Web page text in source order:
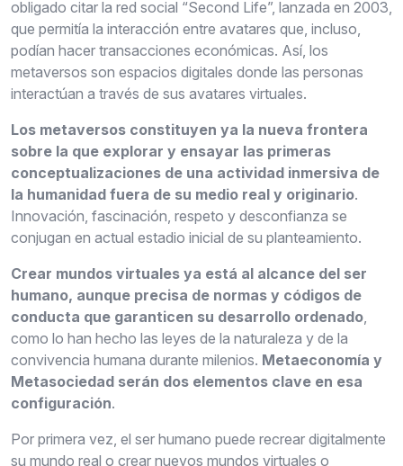
obligado citar la red social “Second Life”, lanzada en 2003,
que permitía la interacción entre avatares que, incluso,
podían hacer transacciones económicas. Así, los
metaversos son espacios digitales donde las personas
interactúan a través de sus avatares virtuales.
Los metaversos constituyen ya la nueva frontera
sobre la que explorar y ensayar las primeras
conceptualizaciones de una actividad inmersiva de
la humanidad fuera de su medio real y originario.
Innovación, fascinación, respeto y desconfianza se
conjugan en actual estadio inicial de su planteamiento.
Crear mundos virtuales ya está al alcance del ser
humano, aunque precisa de normas y códigos de
conducta que garanticen su desarrollo ordenado,
como lo han hecho las leyes de la naturaleza y de la
convivencia humana durante milenios. Metaeconomía y
Metasociedad serán dos elementos clave en esa
configuración.
Por primera vez, el ser humano puede recrear digitalmente
su mundo real o crear nuevos mundos virtuales o